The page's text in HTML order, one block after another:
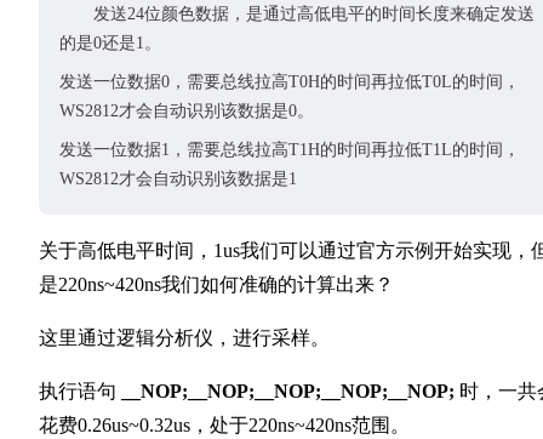
发送24位颜色数据，是通过高低电平的时间长度来确定发送
的是0还是1。
发送一位数据0，需要总线拉高T0H的时间再拉低T0L的时间，
WS2812才会自动识别该数据是0。
发送一位数据1，需要总线拉高T1H的时间再拉低T1L的时间，
WS2812才会自动识别该数据是1
关于高低电平时间，1us我们可以通过官方示例开始实现，
是220ns~420ns我们如何准确的计算出来？
这里通过逻辑分析仪，进行采样。
执行语句 __NOP;__NOP;__NOP;__NOP;__NOP; 时，一共
花费0.26us~0.32us，处于220ns~420ns范围。